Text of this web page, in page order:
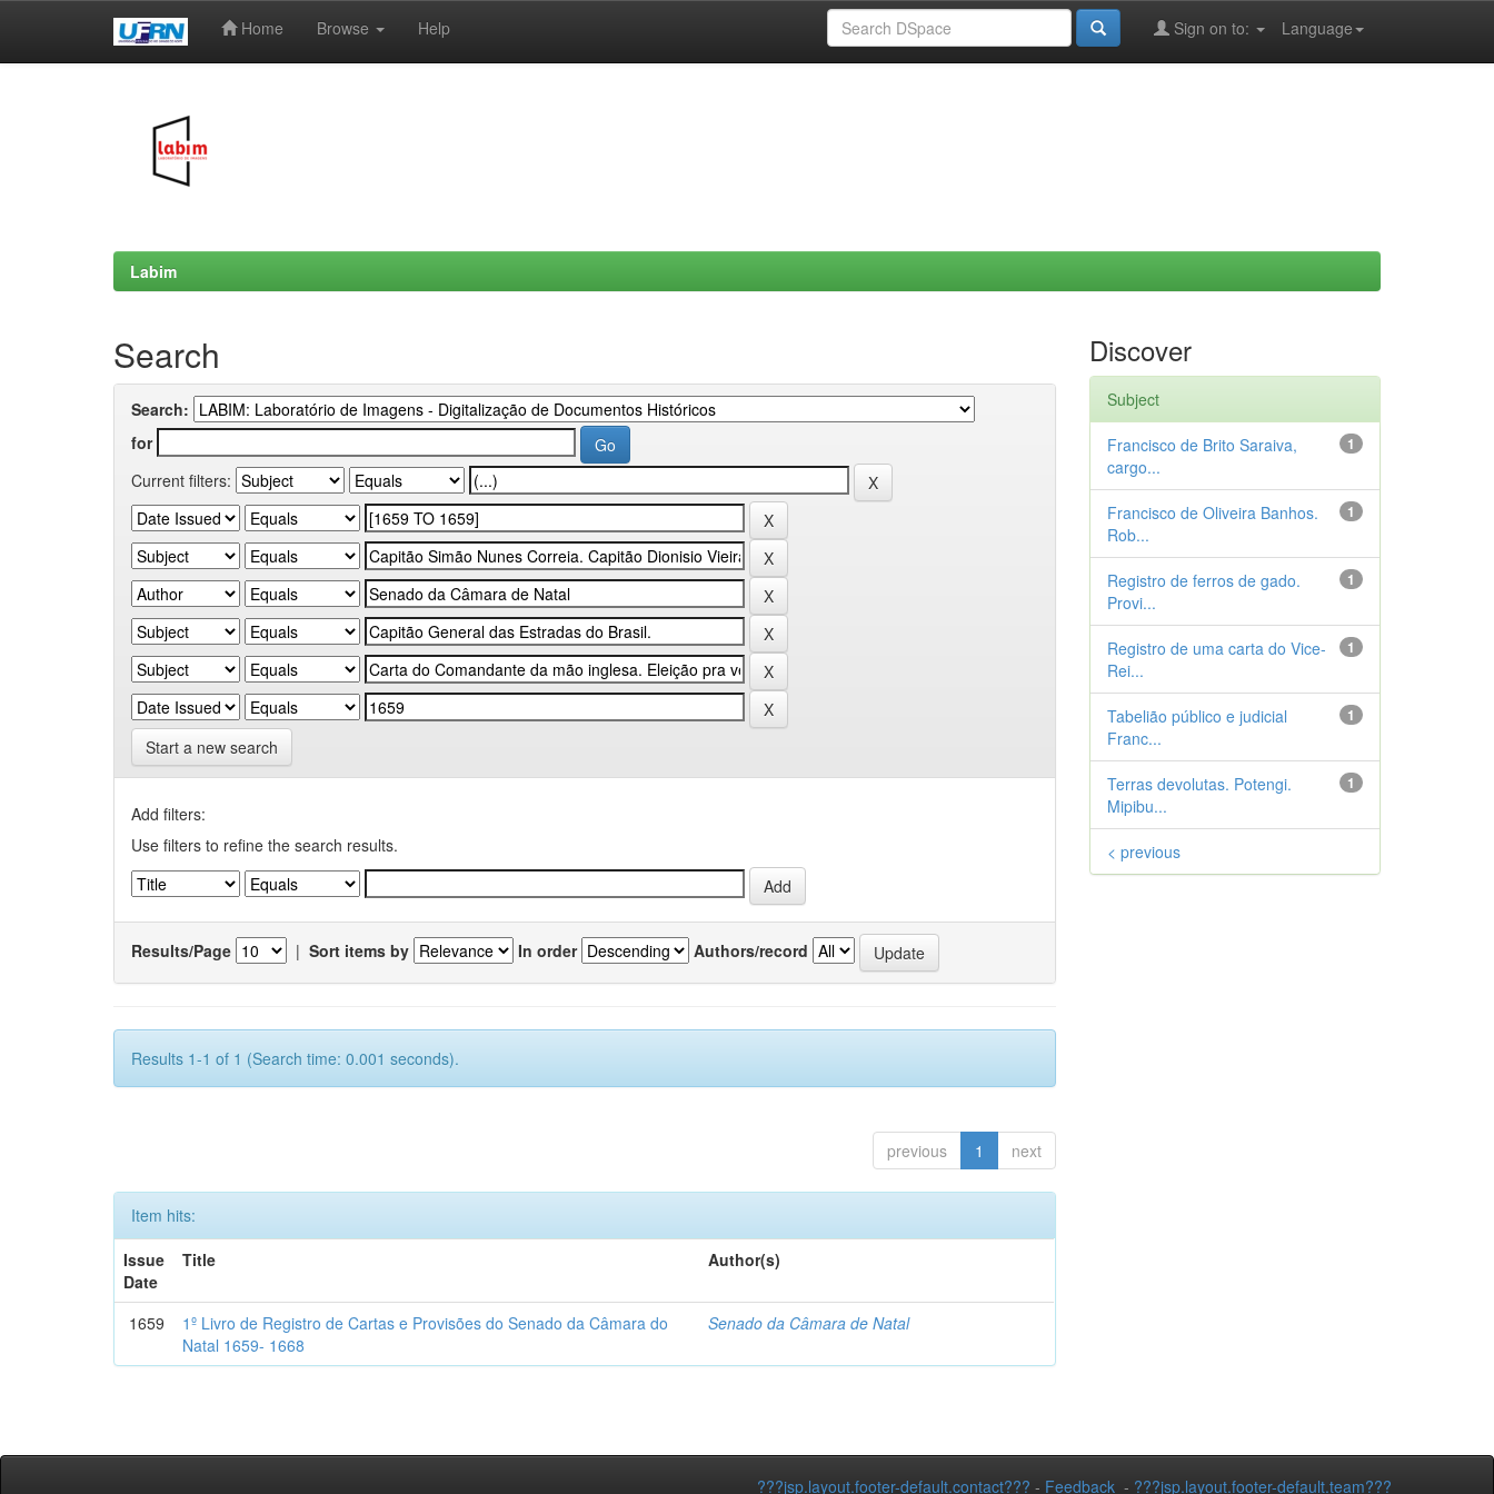
Home Browse Help Language
Sign on to:
Labim
Search
Search:
for
Current filters:
Start a new search
Add filters:
Use filters to refine the search results.
Results/Page | Sort items by In order Authors/record
Results 1-1 of 1 (Search time: 0.001 seconds).
previous 1 next
Item hits:
Issue
Date
Title Author(s)
1659
1º Livro de Registro de Cartas e Provisões do Senado da Câmara do
Natal 1659- 1668
Senado da Câmara de Natal
Discover
Subject
1
Francisco de Brito Saraiva,
cargo...
1
Francisco de Oliveira Banhos.
Rob...
1
Registro de ferros de gado.
Provi...
1
Registro de uma carta do Vice-
Rei...
1
Tabelião público e judicial
Franc...
1
Terras devolutas. Potengi.
Mipibu...
< previous
???jsp.layout.footer-default.contact??? - Feedback - ???jsp.layout.footer-default.team???